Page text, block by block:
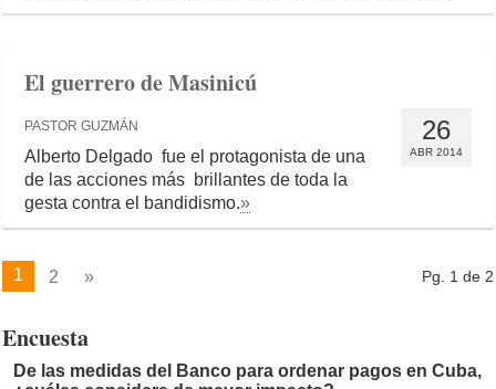
El guerrero de Masinicú
26
ABR 2014
PASTOR GUZMÁN
Alberto Delgado fue el protagonista de una
de las acciones más brillantes de toda la
gesta contra el bandidismo.»
Pg. 1 de 2
1 2 »
Encuesta
De las medidas del Banco para ordenar pagos en Cuba,